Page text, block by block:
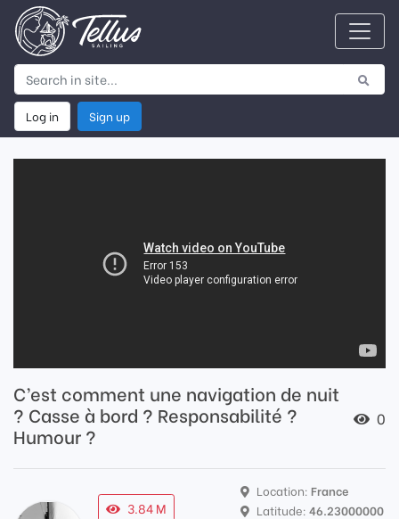
Log in Sign up
C’est comment une navigation de nuit
? Casse à bord ? Responsabilité ?
Humour ?
0
3.84 M
Location: France
Latitude:46.23000000